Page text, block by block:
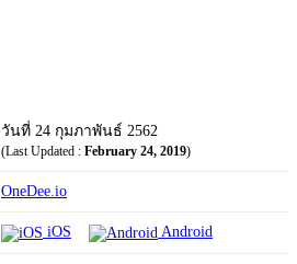
วันที่ 24 กุมภาพันธ์ 2562
(Last Updated : February 24, 2019)
OneDee.io
iOS Android